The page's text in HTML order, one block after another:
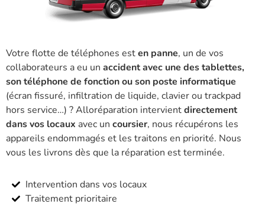
Votre flotte de téléphones esten panne, un de vos
collaborateurs a eu un accident avec une des tablettes,
son téléphone de fonction ou son poste informatique
(écran fissuré, infiltration de liquide, clavier ou trackpad
hors service…) ? Alloréparation intervientdirectement
dans vos locaux avec un coursier, nous récupérons les
appareils endommagés et les traitons en priorité. Nous
vous les livrons dès que la réparation est terminée.
Intervention dans vos locaux
Traitement prioritaire